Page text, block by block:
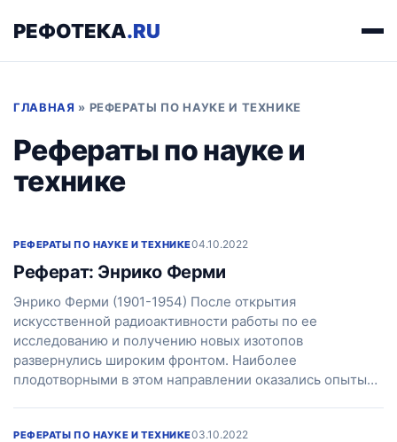
РЕФОТЕКА.RU
ГЛАВНАЯ » РЕФЕРАТЫ ПО НАУКЕ И ТЕХНИКЕ
Рефераты по науке и
технике
РЕФЕРАТЫ ПО НАУКЕ И ТЕХНИКЕ04.10.2022
Реферат: Энрико Ферми
Энрико Ферми (1901-1954) После открытия
искусственной радиоактивности работы по ее
исследованию и получению новых изотопов
развернулись широким фронтом. Наиболее
плодотворными в этом направлении оказались опыты…
РЕФЕРАТЫ ПО НАУКЕ И ТЕХНИКЕ03.10.2022